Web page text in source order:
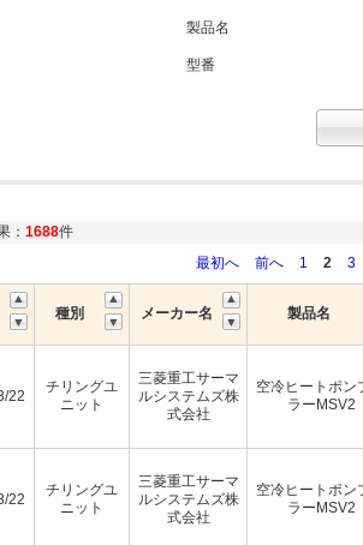
製品名
型番
： 1688件
最初へ
前へ 1 2 3
種別 メーカー名 製品名
22
チリングユ
ニット
三菱重工サーマ
ルシステムズ株
式会社
空冷ヒートポン
ラーMSV2
22
チリングユ
ニット
三菱重工サーマ
ルシステムズ株
式会社
空冷ヒートポン
ラーMSV2